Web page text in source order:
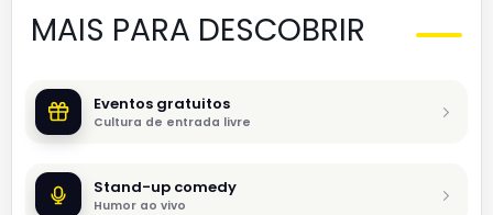
MAIS PARA DESCOBRIR
Eventos gratuitos
Cultura de entrada livre
Stand-up comedy
Humor ao vivo